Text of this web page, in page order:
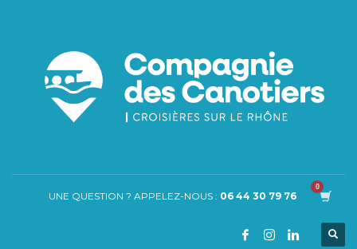
UNE QUESTION ? APPELEZ-NOUS : 06 44 30 79 76